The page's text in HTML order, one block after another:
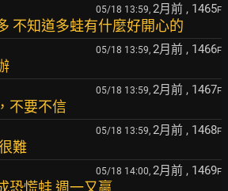
05/18 13:59, 2月前 , 1465F
不知道多蛙有什麼好開心的
05/18 13:59, 2月前 , 1466F
05/18 13:59, 2月前 , 1467F
不要不信
05/18 13:59, 2月前 , 1468F
難
05/18 14:00, 2月前 , 1469F
恐慌蛙 週一又贏